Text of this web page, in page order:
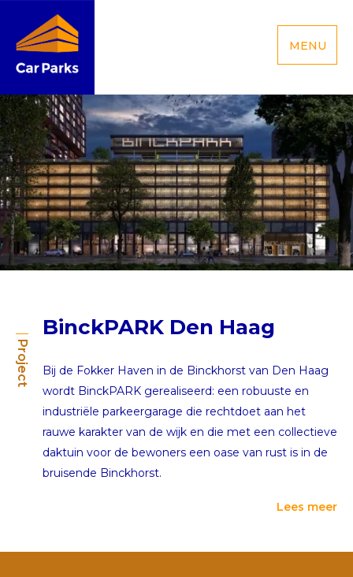
MENU
Project
BinckPARK Den Haag
Bij de Fokker Haven in de Binckhorst van Den Haag
wordt BinckPARK gerealiseerd: een robuuste en
industriële parkeergarage die rechtdoet aan het
rauwe karakter van de wijk en die met een collectieve
daktuin voor de bewoners een oase van rust is in de
bruisende Binckhorst.
Lees meer